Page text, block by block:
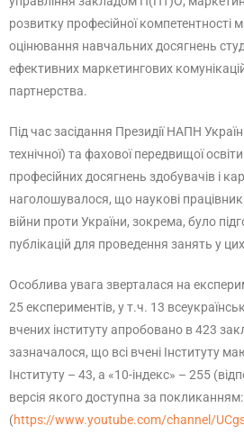
розвитку професійної
оцінювання навчальних досягнень
ефективних маркетингових
партнерства.
Під час засідання Президії НАПН
технічної) та фахової передвищої
професійних досягнень здобувачів і
наголошувалося, що наукові
війни проти України, зокрема, було
публікацій для проведення занять у
Особлива увага зверталася на
25 експериментів, у т.ч. 13
вчених інституту апробовано в 423
зазначалося, що всі вчені Інституту
Інституту – 43, а «10-індекс» – 255
версія якого доступна за покликанням:
(https://www.youtube.com/channel/